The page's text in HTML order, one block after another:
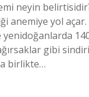
neyin
anemiye yol
yenidoğanlarda
gibi
birlikte…